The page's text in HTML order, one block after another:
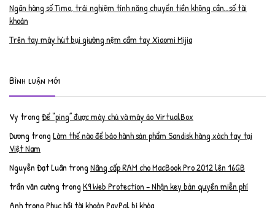
Ngân hàng số Timo, trải nghiệm tính năng chuyển tiền không cần…số tài
khoản
Trên tay máy hút bụi giường nệm cầm tay Xiaomi Mijia
Bình luận mới
Vy trongĐể “ping” được máy chủ và máy ảo VirtualBox
Dương trongLàm thế nào để bảo hành sản phẩm Sandisk hàng xách tay tại
Việt Nam
Nguyễn Đạt Luân trongNâng cấp RAM cho MacBook Pro 2012 lên 16GB
trần văn cường trongK9 Web Protection – Nhận key bản quyền miễn phí
AnhtrongPhục hồi tài khoản PayPal bị khóa